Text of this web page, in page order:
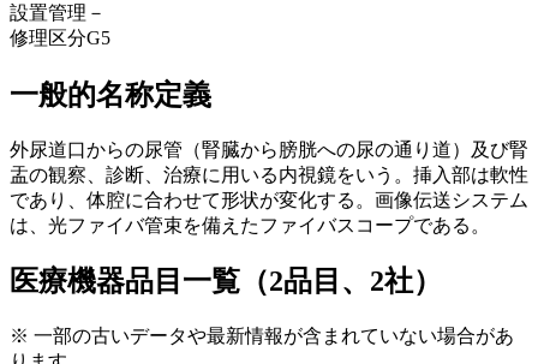
設置管理 －
修理区分G5
一般的名称定義
外尿道口からの尿管（腎臓から膀胱への尿の通り道）及び腎
盂の観察、診断、治療に用いる内視鏡をいう。挿入部は軟性
であり、体腔に合わせて形状が変化する。画像伝送システム
は、光ファイバ管束を備えたファイバスコープである。
医療機器品目一覧（2品目、2社）
※ 一部の古いデータや最新情報が含まれていない場合があ